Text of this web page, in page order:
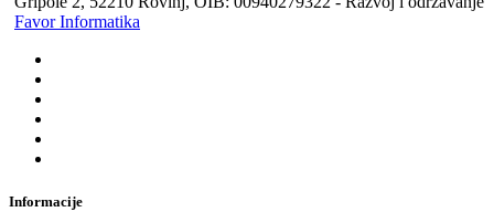
Favor Informatika
Informacije